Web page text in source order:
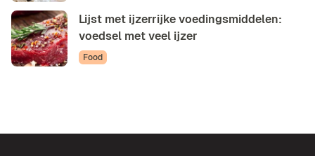
Lijst met ijzerrijke voedingsmiddelen:
voedsel met veel ijzer
Food